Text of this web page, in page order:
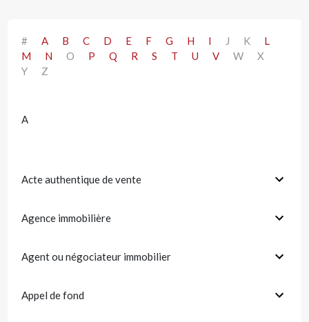
# A B C D E F G H I J K
L
M
N O P Q R S T U V W
X
Y
Z
A
Acte authentique de vente
Agence immobilière
Agent ou négociateur immobilier
Appel de fond